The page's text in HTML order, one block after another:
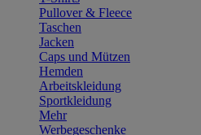
Pullover & Fleece
Taschen
Jacken
Caps und Mützen
Hemden
Arbeitskleidung
Sportkleidung
Mehr
Werbegeschenke